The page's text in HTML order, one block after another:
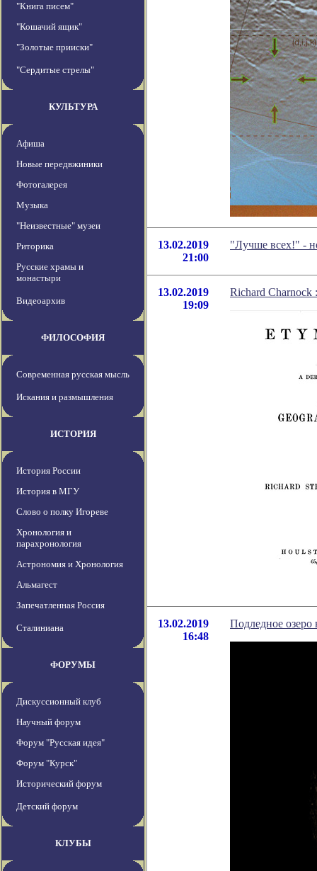
"Книга писем"
"Кошачий ящик"
"Золотые прииски"
"Сердитые стрелы"
КУЛЬТУРА
Афиша
Новые передвжиники
Фотогалерея
Музыка
"Неизвестные" музеи
Риторика
Русские храмы и
монастыри
Видеоархив
ФИЛОСОФИЯ
Современная русская мысль
Искания и размышления
ИСТОРИЯ
История России
История в МГУ
Слово о полку Игореве
Хронология и
парахронология
Астрономия и Хронология
Альмагест
Запечатленная Россия
Сталиниана
ФОРУМЫ
Дискуссионный клуб
Научный форум
Форум "Русская идея"
Форум "Курск"
Исторический форум
Детский форум
КЛУБЫ
13.02.2019
21:00
"Лучше всех!" -
13.02.2019
19:09
Richard
13.02.2019
16:48
Подледное озеро